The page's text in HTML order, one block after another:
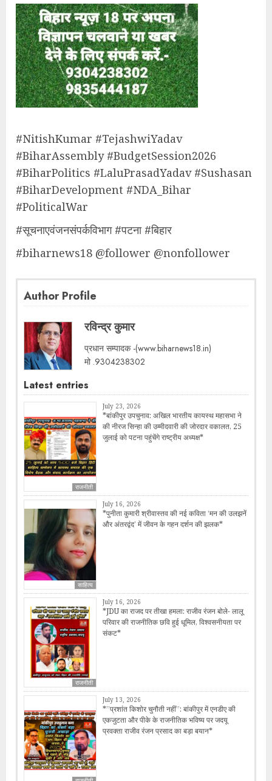
​#NitishKumar #TejashwiYadav
#BiharAssembly #BudgetSession2026
#BiharPolitics #LaluPrasadYadav #Sushasan
#BiharDevelopment #NDA_Bihar
#PoliticalWar
#सूचनाएवंजनसंपर्कविभाग #पटना #बिहार
#biharnews18 @follower @nonfollower
Author Profile
रविन्द्र कुमार
प्रधान सम्पादक -(www.biharnews18.in)
मो .9304238302
Latest entries
राजनीती
July 23, 2026
*बांकीपुर उपचुनाव: अखिल भारतीय कायस्थ महासभा ने
की नीरज सिन्हा की उम्मीदवारी की जोरदार वकालत, 25
जुलाई को पटना पहुंचेंगे राष्ट्रीय अध्यक्ष*
साहित्य
July 16, 2026
*पुनीता कुमारी श्रीवास्तव की नई कविता ‘मन की उलझनें
और अंतरद्वंद’ में जीवन के गहन दर्शन की झलक*
राजनीती
July 16, 2026
*JDU का राजद पर तीखा हमला: राजीव रंजन बोले- लालू
परिवार की राजनीतिक छवि हुई धूमिल, विश्वसनीयता पर
संकट*
July 13, 2026
*​”प्रशांत किशोर चुनौती नहीं”: बांकीपुर में एनडीए की
एकजुटता और पीके के राजनीतिक भविष्य पर जदयू
प्रवक्ता राजीव रंजन प्रसाद का बड़ा बयान*